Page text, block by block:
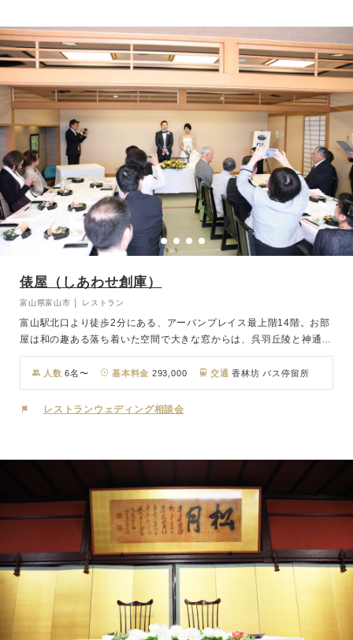
俵屋（しあわせ創庫）
富山県富山市 │ レストラン
富山駅北口より徒歩2分にある、アーバンプレイス最上階14階。お部
屋は和の趣ある落ち着いた空間で大きな窓からは、呉羽丘陵と神通の
流れを望むことができ、2015年3月14日開業の北陸新幹線も眺望で
きます。 お料理の素材には拘っており、豆乳は京都｢藤清｣から、生
麩は創業元禄2年の｢半兵衛麩」から取り寄せた逸品、牛肉は厳選され
た最高等級A5ランクの国産黒毛和牛のみを使用しております。 京都
人数 6名〜 基本料金 293,000 交通 香林坊 バス停留所
レストランウェディング相談会